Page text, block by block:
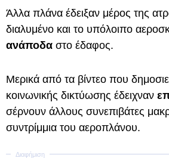
Άλλα πλάνα έδειξαν μέρος της
διαλυμένο και το υπόλοιπο
ανάποδα στο έδαφος.
Μερικά από τα βίντεο που
κοινωνικής δικτύωσης έδειχναν
σέρνουν άλλους συνεπιβάτες
συντρίμμια του αεροπλάνου.